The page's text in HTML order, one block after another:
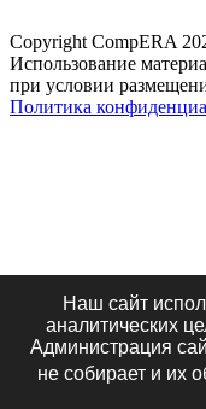
Copyright CompERA
Использование
при условии
Политика
Наш сайт
аналитических
Администрация
не собирает и их